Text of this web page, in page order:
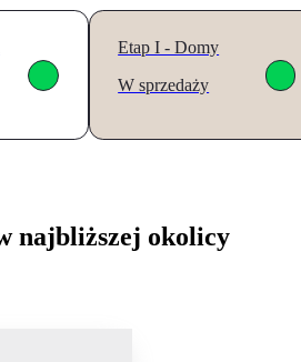
Etap I - Domy
W sprzedaży
najbliższej okolicy